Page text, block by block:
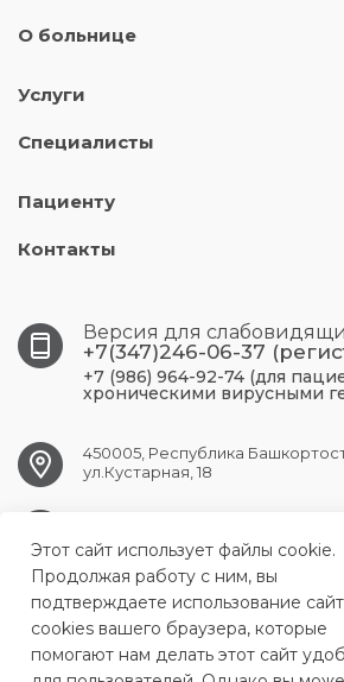
О больнице
Услуги
Специалисты
Пациенту
Контакты
Версия для
+7(347)246-06-37
+7 (986) 964-92-74 (для
хроническими вирусными
450005, Республика
ул.Кустарная, 18
ГБУЗ Республиканский центр по
СПИДом и инфекционными
Этот сайт использует файлы cookie.
Продолжая работу с ним, вы
подтверждаете использование
cookies вашего браузера, которые
помогают нам делать этот сайт